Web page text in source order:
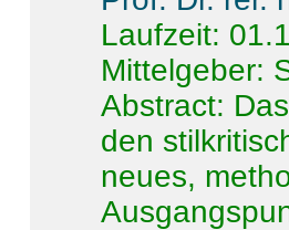
Laufzeit:
Mittelgeber:
Abstract:
den
neues,